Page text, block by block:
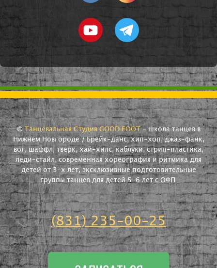
©Танцевальная Студия GOOD FOOT- школа танцев в
Нижнем Новгороде / Брейк-данс, хип-хоп, джаз-фанк,
вог, шаффл, тверк, хай-хилс, каблуки, стрип-пластика,
леди-стайл, современная хореография и ритмика для
детей от 3-х лет, эксклюзивные подготовительные
группы танцев для детей 5-6 лет с ОФП.
(831) 235-00-25